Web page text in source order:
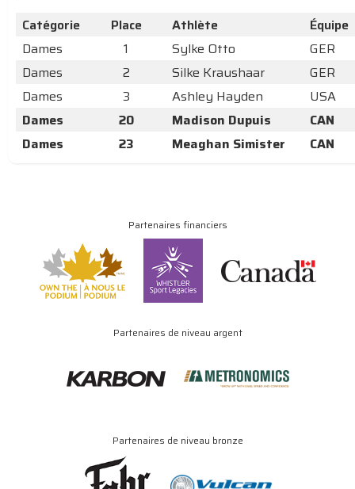
Catégorie
Place Athlète
Équipe
Dames
1 Sylke Otto
GER
Dames
2 Silke Kraushaar
GER
Dames
3 Ashley Hayden
USA
Dames
20 Madison Dupuis
CAN
Dames
23 Meaghan Simister CAN
Partenaires financiers
Partenaires de niveau argent
Partenaires de niveau bronze